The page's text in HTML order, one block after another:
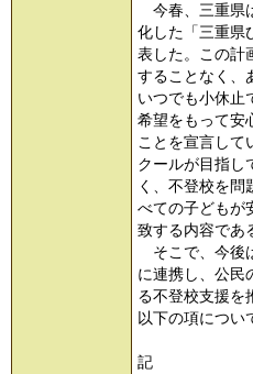
今春、三重県
化した「三重県
表した。この計
することなく、
いつでも小休止
希望をもって安
ことを宣言して
クールが目指し
く、不登校を問
べての子どもが
致する内容であ
そこで、今後
に連携し、公民
る不登校支援を
以下の項につい
記